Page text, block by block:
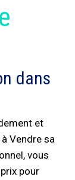
dans
et
Vendre sa
vous
pour